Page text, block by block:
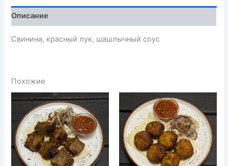
Описание
Свинина, красный лук, шашлычный соус
Похожие